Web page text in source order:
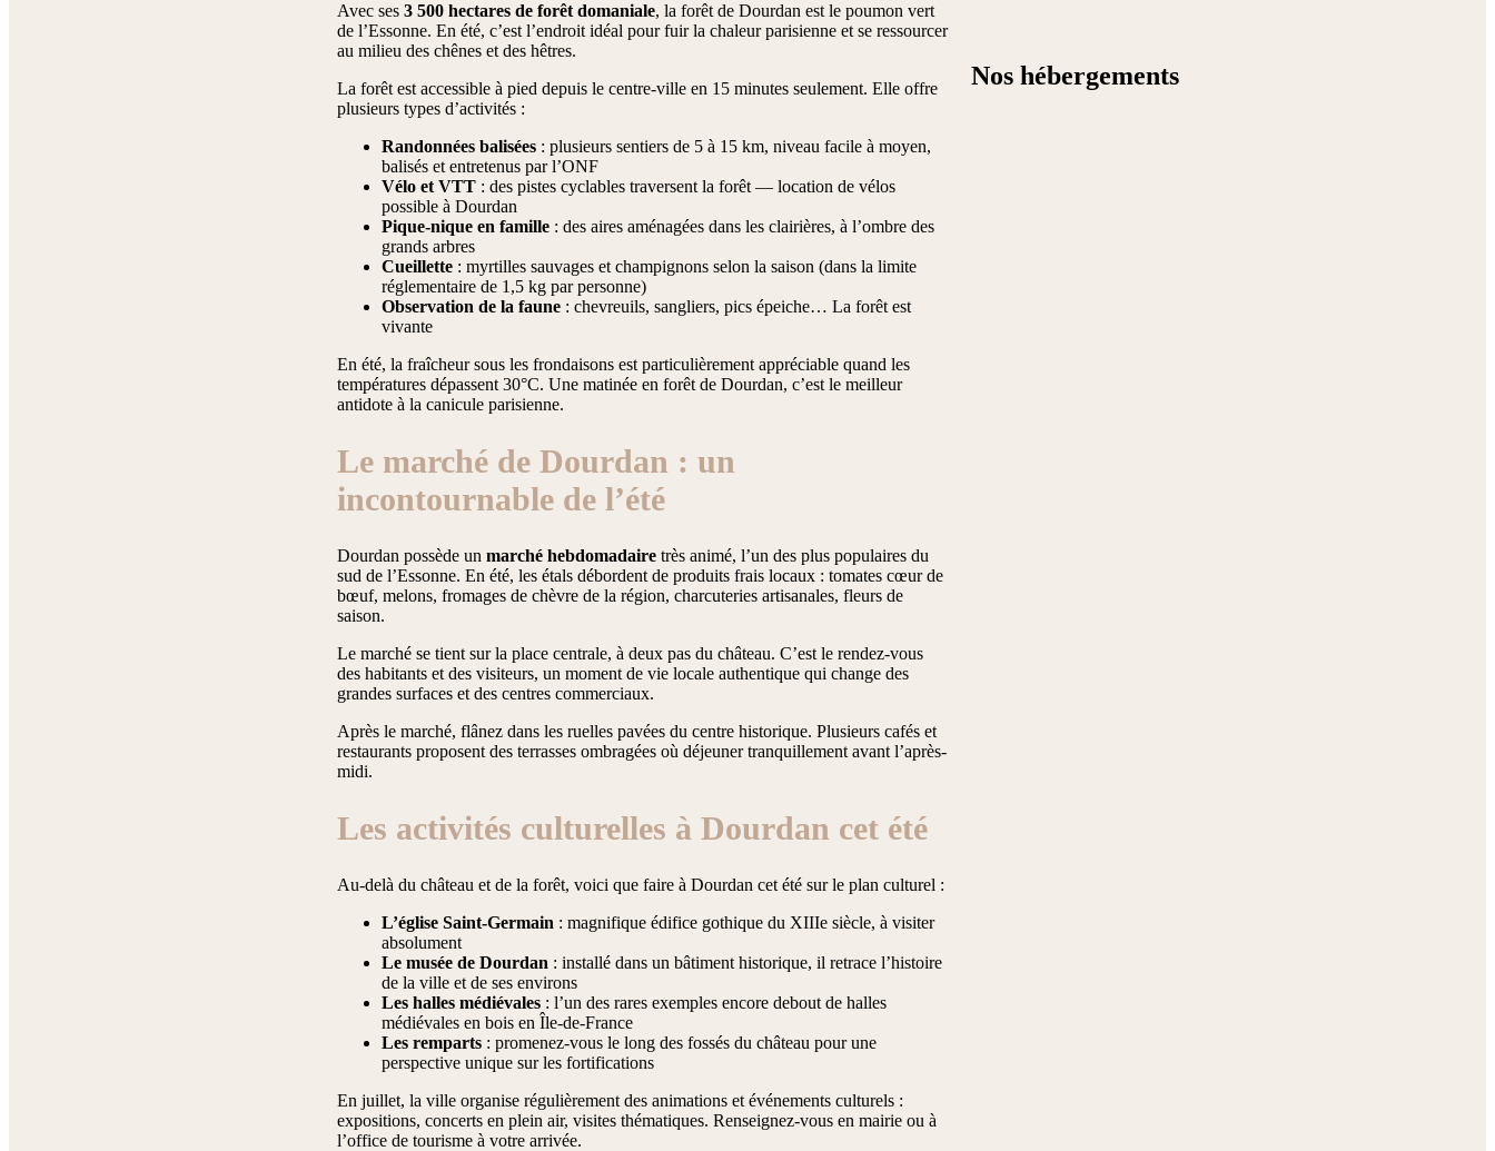
Avec ses 3 500 hectares de forêt domaniale, la forêt de Dourdan est le poumon vert
de l’Essonne. En été, c’est l’endroit idéal pour fuir la chaleur parisienne et se ressourcer
au milieu des chênes et des hêtres.
La forêt est accessible à pied depuis le centre-ville en 15 minutes seulement. Elle offre
plusieurs types d’activités :
Randonnées balisées : plusieurs sentiers de 5 à 15 km, niveau facile à moyen,
balisés et entretenus par l’ONF
Vélo et VTT : des pistes cyclables traversent la forêt — location de vélos
possible à Dourdan
Pique-nique en famille : des aires aménagées dans les clairières, à l’ombre des
grands arbres
Cueillette : myrtilles sauvages et champignons selon la saison (dans la limite
réglementaire de 1,5 kg par personne)
Observation de la faune : chevreuils, sangliers, pics épeiche… La forêt est
vivante
En été, la fraîcheur sous les frondaisons est particulièrement appréciable quand les
températures dépassent 30°C. Une matinée en forêt de Dourdan, c’est le meilleur
antidote à la canicule parisienne.
Le marché de Dourdan : un
incontournable de l’été
Dourdan possède un marché hebdomadaire très animé, l’un des plus populaires du
sud de l’Essonne. En été, les étals débordent de produits frais locaux : tomates cœur de
bœuf, melons, fromages de chèvre de la région, charcuteries artisanales, fleurs de
saison.
Le marché se tient sur la place centrale, à deux pas du château. C’est le rendez-vous
des habitants et des visiteurs, un moment de vie locale authentique qui change des
grandes surfaces et des centres commerciaux.
Après le marché, flânez dans les ruelles pavées du centre historique. Plusieurs cafés et
restaurants proposent des terrasses ombragées où déjeuner tranquillement avant l’après-
midi.
Les activités culturelles à Dourdan cet été
Au-delà du château et de la forêt, voici que faire à Dourdan cet été sur le plan culturel :
L’église Saint-Germain : magnifique édifice gothique du XIIIe siècle, à visiter
absolument
Le musée de Dourdan : installé dans un bâtiment historique, il retrace l’histoire
de la ville et de ses environs
Les halles médiévales : l’un des rares exemples encore debout de halles
médiévales en bois en Île-de-France
Les remparts : promenez-vous le long des fossés du château pour une
perspective unique sur les fortifications
En juillet, la ville organise régulièrement des animations et événements culturels :
expositions, concerts en plein air, visites thématiques. Renseignez-vous en mairie ou à
l’office de tourisme à votre arrivée.
Nos hébergements